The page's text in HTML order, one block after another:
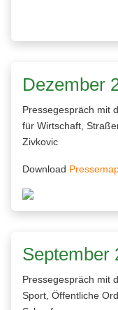
Dezember
Pressegespräch mit
für Wirtschaft,
Zivkovic
Download
September
Pressegespräch mit
Sport, Öffentliche